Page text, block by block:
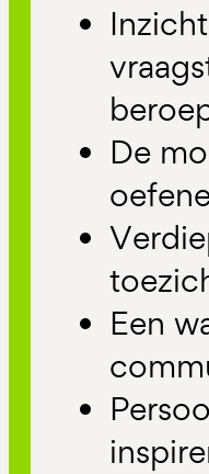
De
Een